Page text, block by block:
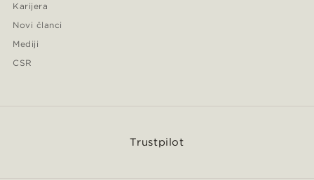
Karijera
Novi članci
Mediji
CSR
Trustpilot